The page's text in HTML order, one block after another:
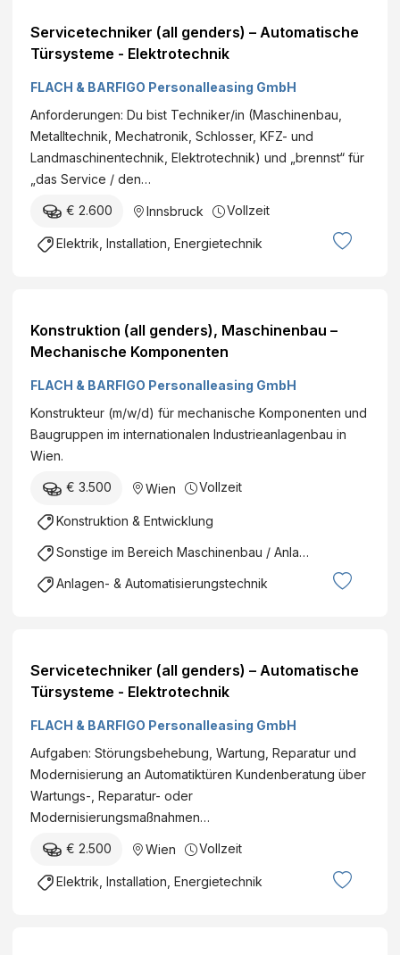
Servicetechniker (all genders) – Automatische
Türsysteme - Elektrotechnik
FLACH & BARFIGO Personalleasing GmbH
Anforderungen: Du bist Techniker/in (Maschinenbau,
Metalltechnik, Mechatronik, Schlosser, KFZ- und
Landmaschinentechnik, Elektrotechnik) und „brennst“ für
„das Service / den…
€ 2.600 Innsbruck Vollzeit
Elektrik, Installation, Energietechnik
Konstruktion (all genders), Maschinenbau –
Mechanische Komponenten
FLACH & BARFIGO Personalleasing GmbH
Konstrukteur (m/w/d) für mechanische Komponenten und
Baugruppen im internationalen Industrieanlagenbau in
Wien.
€ 3.500 Wien Vollzeit
Konstruktion & Entwicklung
Sonstige im Bereich Maschinenbau / Anlagenbau
Anlagen- & Automatisierungstechnik
Servicetechniker (all genders) – Automatische
Türsysteme - Elektrotechnik
FLACH & BARFIGO Personalleasing GmbH
Aufgaben: Störungsbehebung, Wartung, Reparatur und
Modernisierung an Automatiktüren Kundenberatung über
Wartungs-, Reparatur- oder
Modernisierungsmaßnahmen…
€ 2.500 Wien Vollzeit
Elektrik, Installation, Energietechnik